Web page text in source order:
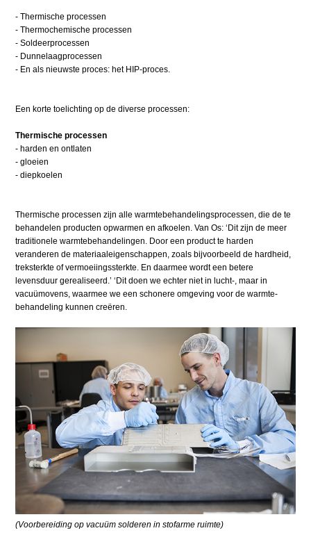
- Thermische processen
- Thermochemische processen
- Soldeerprocessen
- Dunnelaagprocessen
- En als nieuwste proces: het HIP-proces.
Een korte toelichting op de diverse processen:
Thermische processen
- harden en ontlaten
- gloeien
- diepkoelen
Thermische processen zijn alle warmtebehandelings­processen, die de te
behandelen producten opwarmen en afkoelen. Van Os: ‘Dit zijn de meer
traditionele warmte­behandelingen. Door een product te harden
veranderen de materiaaleigenschappen, zoals bijvoorbeeld de hardheid,
treksterkte of vermoeiingssterkte. En daarmee wordt een betere
levensduur gerealiseerd.’ ‘Dit doen we echter niet in lucht-, maar in
vacuümovens, waarmee we een schonere omgeving voor de warmte­
behandeling kunnen creëren.
(Voorbereiding op vacuüm solderen in stofarme ruimte)